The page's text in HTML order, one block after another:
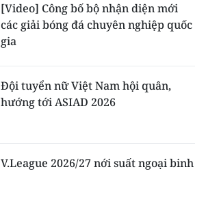
[Video] Công bố bộ nhận diện mới
các giải bóng đá chuyên nghiệp quốc
gia
Đội tuyển nữ Việt Nam hội quân,
hướng tới ASIAD 2026
V.League 2026/27 nới suất ngoại binh